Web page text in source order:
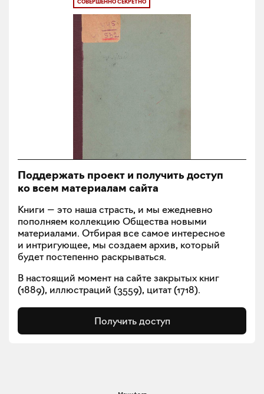
Поддержать проект и получить доступ
ко всем материалам сайта
Книги — это наша страсть, и мы ежедневно
пополняем коллекцию Общества новыми
материалами. Отбирая все самое интересное
и интригующее, мы создаем архив, который
будет постепенно раскрываться.
В настоящий момент на сайте закрытых книг
(1889), иллюстраций (3559), цитат (1718).
Получить доступ